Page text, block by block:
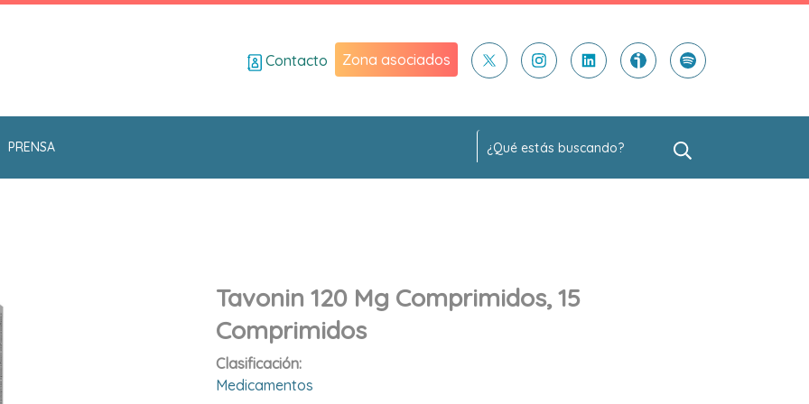
Contacto Zona asociados
PRENSA
Tavonin 120 Mg Comprimidos, 15
Comprimidos
Clasificación:
Medicamentos